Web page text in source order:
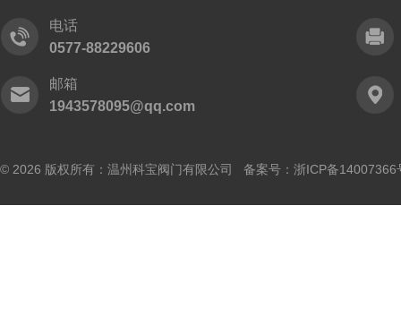
电话
0577-88229606
邮箱
1943578095@qq.com
© 2026 版权所有：温州科宝阀门有限公司 备案号： 浙ICP备14007366